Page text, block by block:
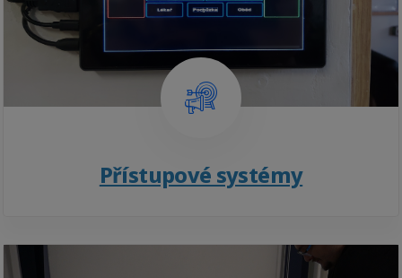
Přístupové systémy